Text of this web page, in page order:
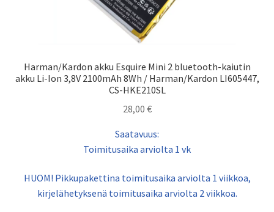
Harman/Kardon akku Esquire Mini 2 bluetooth-kaiutin
akku Li-Ion 3,8V 2100mAh 8Wh / Harman/Kardon LI605447,
CS-HKE210SL
28,00 €
Saatavuus:
Toimitusaika arviolta 1 vk
HUOM! Pikkupakettina toimitusaika arviolta 1 viikkoa,
kirjelähetyksenä toimitusaika arviolta 2 viikkoa.